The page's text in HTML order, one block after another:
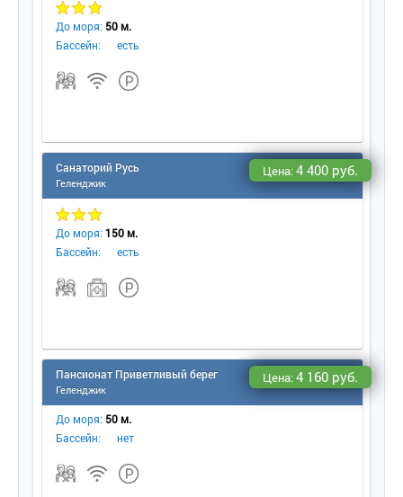
До моря: 50 м.
Бассейн:
есть
Санаторий Русь
Геленджик
Цена:4 400 руб.
До моря: 150 м.
Бассейн:
есть
Пансионат Приветливый берег
Геленджик
Цена:4 160 руб.
До моря: 50 м.
Бассейн:
нет